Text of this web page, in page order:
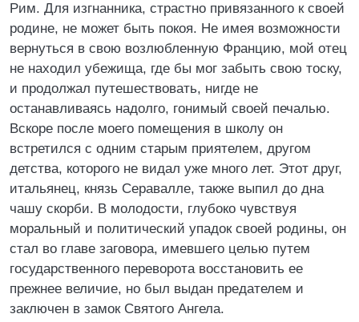
Рим. Для изгнанника, страстно привязанного к своей
родине, не может быть покоя. Не имея возможности
вернуться в свою возлюбленную Францию, мой отец
не находил убежища, где бы мог забыть свою тоску,
и продолжал путешествовать, нигде не
останавливаясь надолго, гонимый своей печалью.
Вскоре после моего помещения в школу он
встретился с одним старым приятелем, другом
детства, которого не видал уже много лет. Этот друг,
итальянец, князь Серавалле, также выпил до дна
чашу скорби. В молодости, глубоко чувствуя
моральный и политический упадок своей родины, он
стал во главе заговора, имевшего целью путем
государственного переворота восстановить ее
прежнее величие, но был выдан предателем и
заключен в замок Святого Ангела.